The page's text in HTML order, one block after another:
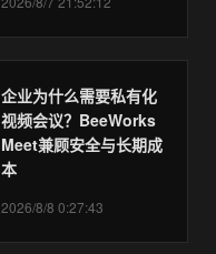
企业为什么需要私有化
视频会议？BeeWorks
Meet兼顾安全与长期成
本
2026/8/8 0:27:43